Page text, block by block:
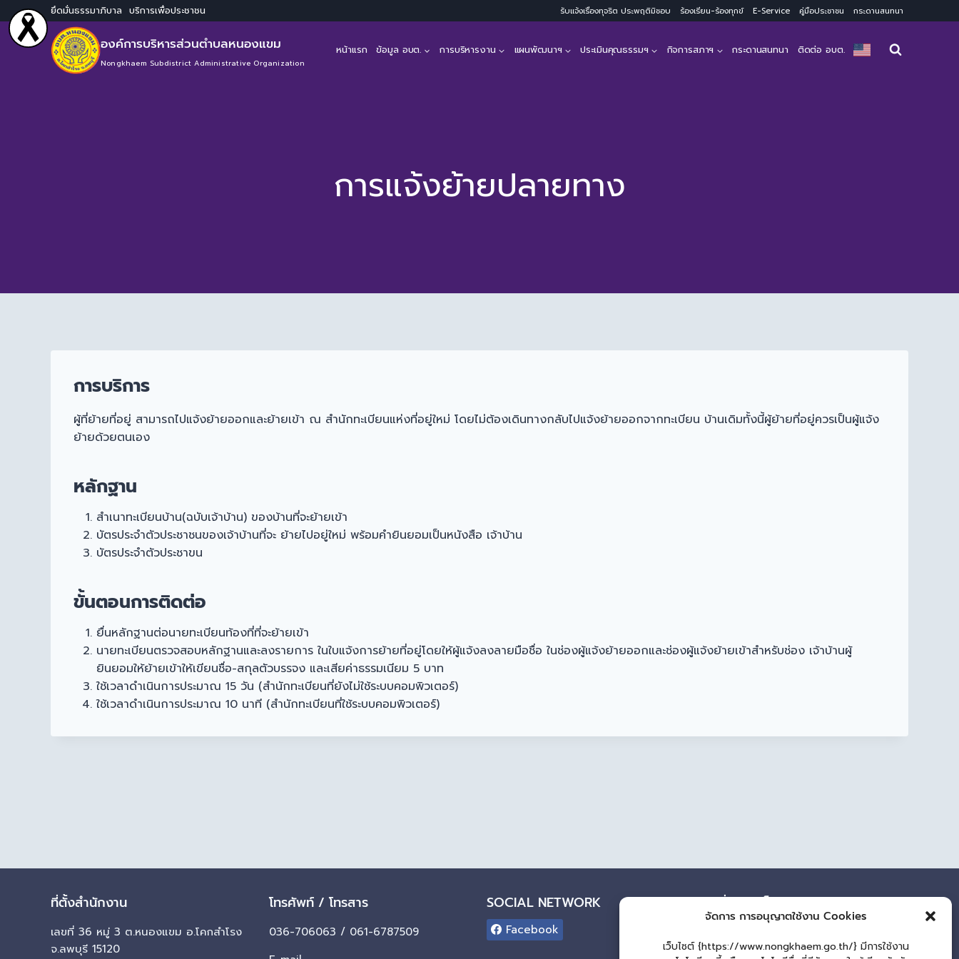
จัดการ การอนุญาตใช้งาน Cookies
เว็บไซต์ {https://www.nongkhaem.go.th/} มีการใช้งาน
ยึดมั่นธรรมาภิบาล บริการเพื่อประชาชน รับแจ้งเรื่องทุจริต ประพฤติมิชอบ ร้องเรียน-ร้องทุกข์ E-Service คู่มือประชาชน กระดานสนทนา
องค์การบริหารส่วนตำบลหนองแขม
Nongkhaem Subdistrict Administrative Organization
หน้าแรก ข้อมูล อบต. การบริหารงาน แผนพัฒนาฯ ประเมินคุณธรรมฯ กิจการสภาฯ กระดานสนทนา ติดต่อ อบต.
การแจ้งย้ายปลายทาง
การบริการ
ผู้ที่ย้ายที่อยู่ สามารถไปแจ้งย้ายออกและย้ายเข้า ณ สำนักทะเบียนแห่งที่อยู่ใหม่ โดยไม่ต้องเดินทางกลับไปแจ้งย้ายออกจากทะเบียน บ้านเดิมทั้งนี้ผู้ย้ายที่อยู่ควรเป็นผู้แจ้ง
ย้ายด้วยตนเอง
หลักฐาน
สำเนาทะเบียนบ้าน(ฉบับเจ้าบ้าน) ของบ้านที่จะย้ายเข้า
บัตรประจำตัวประชาชนของเจ้าบ้านที่จะ ย้ายไปอยู่ใหม่ พร้อมคำยินยอมเป็นหนังสือ เจ้าบ้าน
บัตรประจำตัวประชาขน
ขั้นตอนการติดต่อ
ยื่นหลักฐานต่อนายทะเบียนท้องที่ที่จะย้ายเข้า
นายทะเบียนตรวจสอบหลักฐานและลงรายการ ในใบแจ้งการย้ายที่อยู่โดยให้ผู้แจ้งลงลายมือชื่อ ในช่องผู้แจ้งย้ายออกและช่องผู้แจ้งย้ายเข้าสำหรับช่อง เจ้าบ้านผู้
ยินยอมให้ย้ายเข้าให้เขียนชื่อ-สกุลตัวบรรจง และเสียค่าธรรมเนียม 5 บาท
ใช้เวลาดำเนินการประมาณ 15 วัน (สำนักทะเบียนที่ยังไม่ใช้ระบบคอมพิวเตอร์)
ใช้เวลาดำเนินการประมาณ 10 นาที (สำนักทะเบียนที่ใช้ระบบคอมพิวเตอร์)
ที่ตั้งสำนักงาน
เลขที่ 36 หมู่ 3 ต.หนองแขม อ.โคกสำโรง
จ.ลพบุรี 15120
โทรศัพท์ / โทรสาร
036-706063 / 061-6787509
SOCIAL NETWORK
Facebook
ผู้เยี่ยมชมเว็บไซต์
แผนผังเว็บไซต์